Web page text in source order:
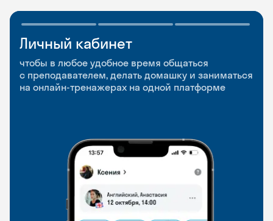
Личный кабинет
чтобы в любое удобное время общаться
с преподавателем, делать домашку и заниматься
на онлайн-тренажерах на одной платформе
Мобильное
приложение
чтобы заниматься и изучать новые слова где
и когда удобно
Разговорные клубы
и Talks
Групповые занятия для разговорной практики
и индивидуальные встречи с преподавателями